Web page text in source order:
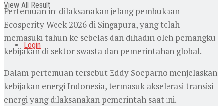
View All Result
Login
Pertemuan ini dilaksanakan jelang pembukaan
Ecosperity Week 2026 di Singapura, yang telah
memasuki tahun ke sebelas dan dihadiri oleh pemangku
kebijakan di sektor swasta dan pemerintahan global.
Dalam pertemuan tersebut Eddy Soeparno menjelaskan
kebijakan energi Indonesia, termasuk akselerasi transisi
energi yang dilaksanakan pemerintah saat ini.